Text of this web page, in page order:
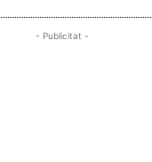
- Publicitat -